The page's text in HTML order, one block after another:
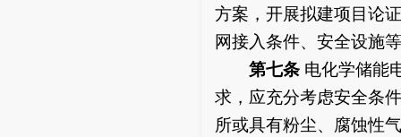
方案，开展拟建项目论
网接入条件、安全设施
第七条 电化学储能
求，应充分考虑安全条
所或具有粉尘、腐蚀性